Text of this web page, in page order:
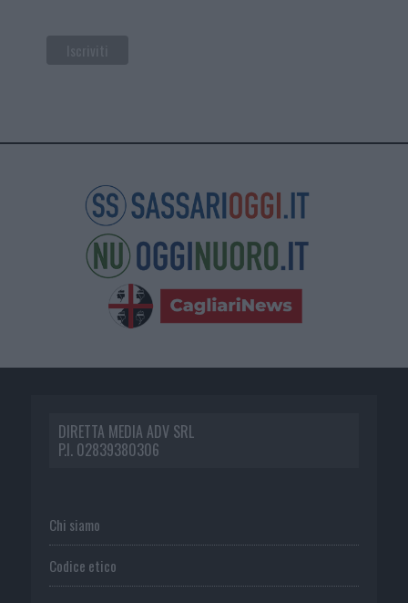
DIRETTA MEDIA ADV SRL
P.I. 02839380306
Chi siamo
Codice etico